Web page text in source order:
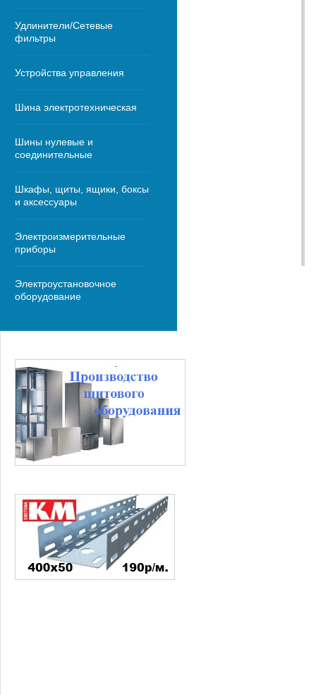
Удлинители/Сетевые
фильтры
Устройства управления
Шина электротехническая
Шины нулевые и
соединительные
Шкафы, щиты, ящики, боксы
и аксессуары
Электроизмерительные
приборы
Электроустановочное
оборудование